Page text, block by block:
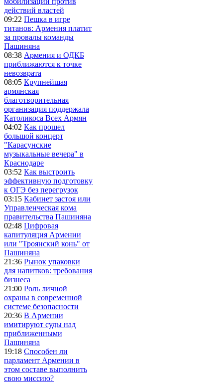
действий властей
09:22 Пешка в игре
титанов: Армения платит
за провалы команды
Пашиняна
08:38 Армения и ОДКБ
приближаются к точке
невозврата
08:05 Крупнейшая
армянская
благотворительная
организация поддержала
Католикоса Всех Армян
04:02 Как прошел
большой концерт
"Карасунские
музыкальные вечера" в
Краснодаре
03:52 Как выстроить
эффективную подготовку
к ОГЭ без перегрузок
03:15 Кабинет застоя или
Управленческая кома
правительства Пашиняна
02:48 Цифровая
капитуляция Армении
или "Троянский конь" от
Пашиняна
21:36 Рынок упаковки
для напитков: требования
бизнеса
21:00 Роль личной
охраны в современной
системе безопасности
20:36 В Армении
имитируют суды над
приближенными
Пашиняна
19:18 Способен ли
парламент Армении в
этом составе выполнить
свою миссию?